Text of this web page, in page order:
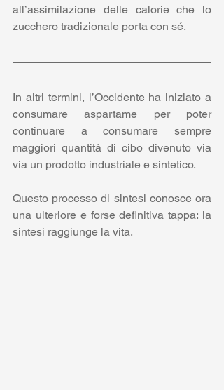
all’assimilazione delle calorie che lo
zucchero tradizionale porta con sé.
In altri termini, l’Occidente ha iniziato a
consumare aspartame per poter
continuare a consumare sempre
maggiori quantità di cibo divenuto via
via un prodotto industriale e sintetico.
Questo processo di sintesi conosce ora
una ulteriore e forse definitiva tappa: la
sintesi raggiunge la vita.